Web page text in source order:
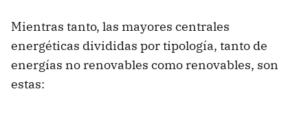
Mientras tanto, las mayores centrales
energéticas divididas por tipología, tanto de
energías no renovables como renovables, son
estas: